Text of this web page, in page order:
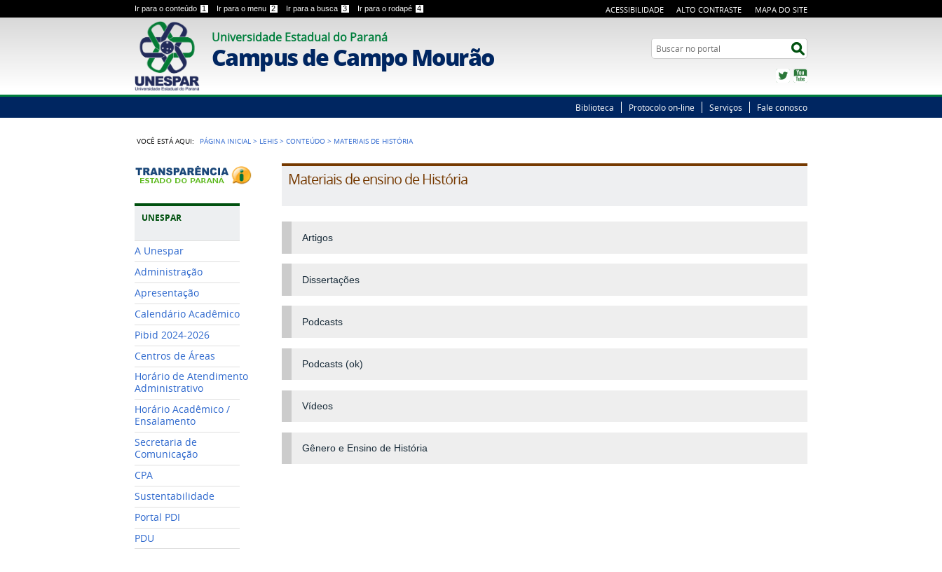
Ir para o conteúdo 1 Ir para o menu 2 Ir para a busca 3 Ir para o rodapé 4 ACESSIBILIDADE ALTO CONTRASTE MAPA DO SITE
Universidade Estadual do Paraná
Campus de Campo Mourão Busca
Twitter
Biblioteca Protocolo on-line Serviços Fale conosco
VOCÊ ESTÁ AQUI: PÁGINA INICIAL > LEHIS >CONTEÚDO > MATERIAIS DE HISTÓRIA
UNESPAR
A Unespar
Administração
Apresentação
Calendário Acadêmico
Pibid 2024-2026
Centros de Áreas
Horário de Atendimento
Administrativo
Horário Acadêmico /
Ensalamento
Secretaria de
Comunicação
CPA
Sustentabilidade
Portal PDI
PDU
Materiais de ensino de História
Artigos
Dissertações
Podcasts
Podcasts (ok)
Vídeos
Gênero e Ensino de História